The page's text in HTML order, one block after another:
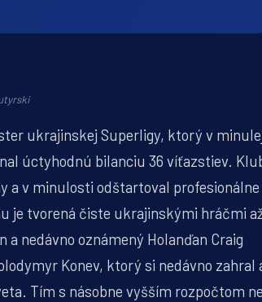
ukrajinskej Superligy, ktorý v
úctyhodnú bilanciu 36 víťazstiev.
a v minulosti odštartoval profesionálne
je tvorená čiste ukrajinskými hráčmi
nedávno oznámený Holanďan Craig
Konev, ktorý si nedávno zahral
Tím s násobne vyšším rozpočtom